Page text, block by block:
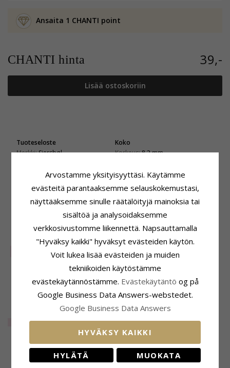
Ansaita 1 CHANTI point
CHANTI hinta 39,-
Lisää ostoskoriin
Tuoteseloste
Merkki:Siersbøl
Dagmarristi
Jalometalli: Hopea
Pinta: Kiiltävä
Koko
Korkeus:8,2 mm
ASIAKKAAT OSTAVAT MYÖS
40%
8 x 10 mm Siersbøl
dagmarristi riipus
EXTRA29,-
ÄSKETTÄIN KATSOTUT TUOTTEET
Arvostamme yksityisyyttäsi. Käytämme
evästeitä parantaaksemme selauskokemustasi,
näyttääksemme sinulle räätälöityjä mainoksia tai
sisältöä ja analysoidaksemme
verkkosivustomme liikennettä. Napsauttamalla
"Hyväksy kaikki" hyväksyt evästeiden käytön.
Voit lukea lisää evästeiden ja muiden
tekniikoiden käytöstämme
evästekäytännöstämme. Evästekäytäntö og på
Google Business Data Answers-webstedet.
Google Business Data Answers
HYVÄKSY KAIKKI
HYLÄTÄ MUOKATA